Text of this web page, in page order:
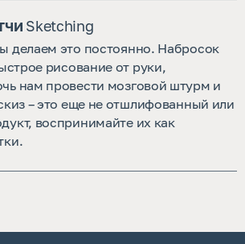
Sketching
делаем это постоянно. Набросок
рисование от руки,
нам провести мозговой штурм и
– это еще не отшлифованный или
воспринимайте их как